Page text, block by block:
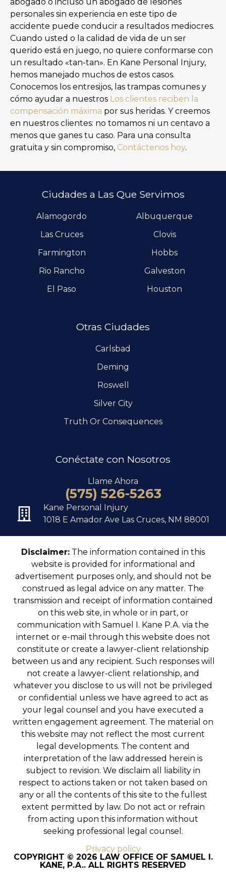
personales sin experiencia en este tipo de
accidente puede conducir a resultados mediocres.
Cuando usted o la calidad de vida de un ser
querido está en juego, no quiere conformarse con
un resultado «tan-tan». En Kane Personal Injury,
hemos manejado muchos de estos casos.
Conocemos los entresijos, las trampas comunes y
cómo ayudar a nuestros Los clientes reciben la
compensación máxima por sus heridas. Y creemos
en nuestros clientes: no tomamos ni un centavo a
menos que ganes tu caso. Para una consulta
gratuita y sin compromiso, Contáctenos hoy.
Ciudades a Las Que Servimos
Alamogordo
Albuquerque
Las Cruces
Clovis
Farmington
Hobbs
Rio Rancho
Galveston
El Paso
Houston
Otras Ciudades
Carlsbad
Deming
Roswell
Silver City
Truth Or Consequences
Conéctate con Nosotros
Llame Ahora
(575) 526-5263
Kane Personal Injury
1018 E Amador Ave Las Cruces, NM 88001
Disclaimer: The information contained in this
website is provided for informational and
advertisement purposes only, and should not be
construed as legal advice on any matter. The
transmission and receipt of information contained
on this web site, in whole or in part, or
communication with Samuel I. Kane P.A. via the
internet or e-mail through this website does not
constitute or create a lawyer-client relationship
between us and any recipient. Such responses will
not create a lawyer-client relationship, and
whatever you disclose to us will not be privileged
or confidential unless we have agreed to act as
your legal counsel and you have executed a
written engagement agreement. The material on
this website may not reflect the most current
legal developments. The content and
interpretation of the law addressed herein is
subject to revision. We disclaim all liability in
respect to actions taken or not taken based on
any or all the contents of this site to the fullest
extent permitted by law. Do not act or refrain
from acting upon this information without
seeking professional legal counsel.
Privacy policy
COPYRIGHT © 2026 LAW OFFICE OF SAMUEL I.
KANE, P.A.. ALL RIGHTS RESERVED